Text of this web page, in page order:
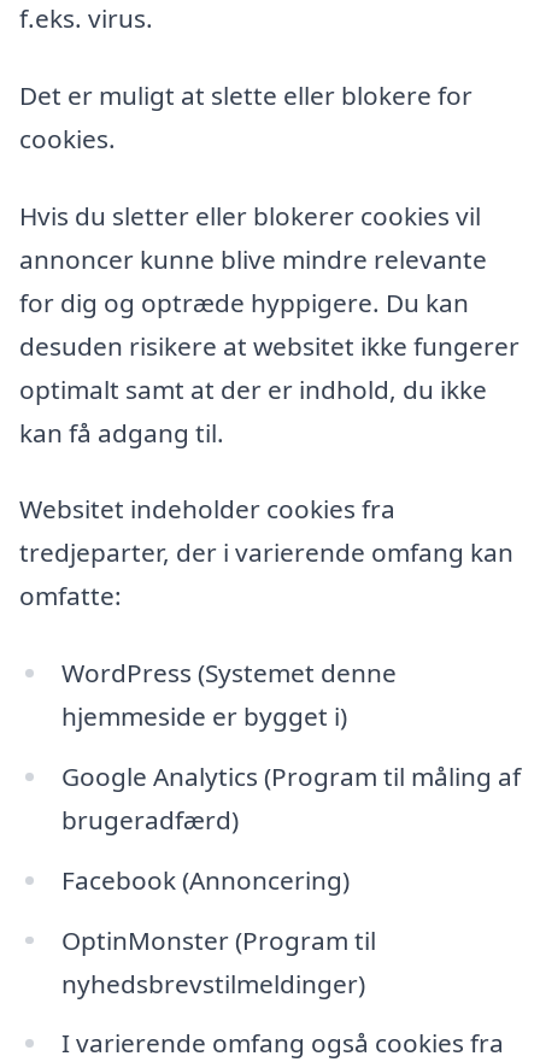
f.eks. virus.
Det er muligt at slette eller blokere for
cookies.
Hvis du sletter eller blokerer cookies vil
annoncer kunne blive mindre relevante
for dig og optræde hyppigere. Du kan
desuden risikere at websitet ikke fungerer
optimalt samt at der er indhold, du ikke
kan få adgang til.
Websitet indeholder cookies fra
tredjeparter, der i varierende omfang kan
omfatte:
WordPress (Systemet denne
hjemmeside er bygget i)
Google Analytics (Program til måling af
brugeradfærd)
Facebook (Annoncering)
OptinMonster (Program til
nyhedsbrevstilmeldinger)
I varierende omfang også cookies fra